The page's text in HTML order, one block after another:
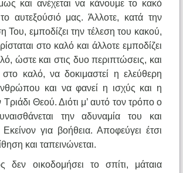
και ανέχεται να κάνουμε το κακό
το αυτεξούσιό μας. Άλλοτε, κατά την
Του, εμποδίζει την τέλεση του κακού,
στο καλό και άλλοτε εμποδίζει
ώστε και στις δυο περιπτώσεις, και
καλό, να δοκιμαστεί η ελεύθερη
και να φανεί η ισχύς και η
Τριάδι Θεού. Διότι μ’ αυτό τον τρόπο ο
την αδυναμία του και
Εκείνον για βοήθεια. Αποφεύγει έτσι
και ταπεινώνεται.
δεν οικοδομήσει το σπίτι, μάταια